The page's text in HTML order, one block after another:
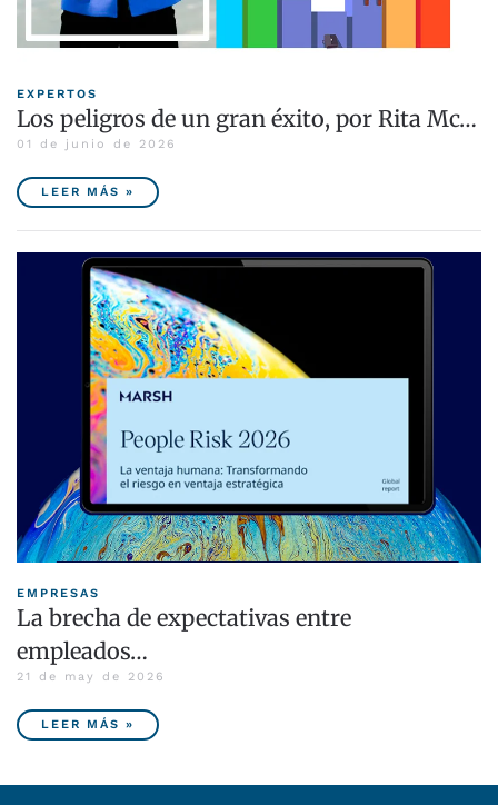
EXPERTOS
Los peligros de un gran éxito, por Rita Mc…
01 de junio de 2026
LEER MÁS »
EMPRESAS
La brecha de expectativas entre
empleados…
21 de may de 2026
LEER MÁS »